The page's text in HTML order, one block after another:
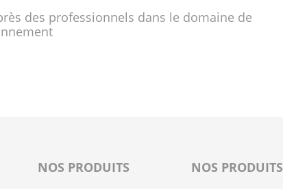
des professionnels dans le domaine de
NOS PRODUITS NOS PRODUITS